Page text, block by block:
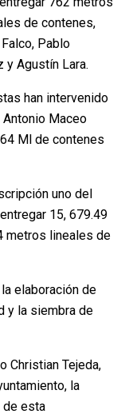
de contenes,
Pablo
y Agustín Lara.
han intervenido
Maceo
Ml de contenes
uno del
15, 679.49
metros lineales de
elaboración de
y la siembra de
Christian Tejeda,
la
de esta